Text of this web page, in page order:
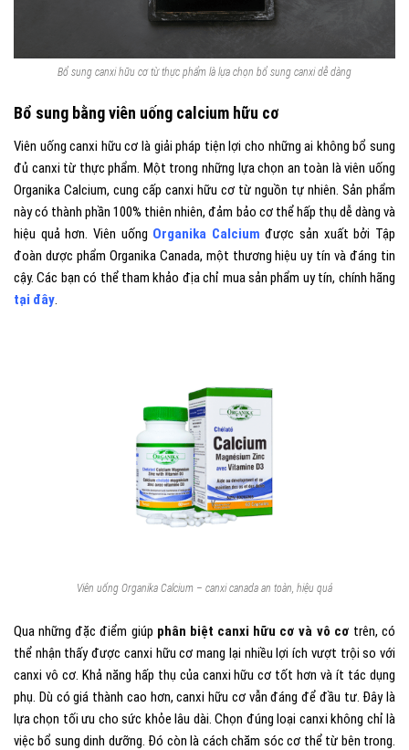
Bổ sung canxi hữu cơ từ thực phẩm là lựa chọn bổ sung canxi dễ dàng
Bổ sung bằng viên uống calcium hữu cơ
Viên uống canxi hữu cơ là giải pháp tiện lợi cho những ai không bổ sung
đủ canxi từ thực phẩm. Một trong những lựa chọn an toàn là viên uống
Organika Calcium, cung cấp canxi hữu cơ từ nguồn tự nhiên. Sản phẩm
này có thành phần 100% thiên nhiên, đảm bảo cơ thể hấp thụ dễ dàng và
hiệu quả hơn. Viên uống Organika Calcium được sản xuất bởi Tập
đoàn dược phẩm Organika Canada, một thương hiệu uy tín và đáng tin
cậy. Các bạn có thể tham khảo địa chỉ mua sản phẩm uy tín, chính hãng
tại đây.
Viên uống Organika Calcium – canxi canada an toàn, hiệu quả
Qua những đặc điểm giúp phân biệt canxi hữu cơ và vô cơ trên, có
thể nhận thấy được canxi hữu cơ mang lại nhiều lợi ích vượt trội so với
canxi vô cơ. Khả năng hấp thụ của canxi hữu cơ tốt hơn và ít tác dụng
phụ. Dù có giá thành cao hơn, canxi hữu cơ vẫn đáng để đầu tư. Đây là
lựa chọn tối ưu cho sức khỏe lâu dài. Chọn đúng loại canxi không chỉ là
việc bổ sung dinh dưỡng. Đó còn là cách chăm sóc cơ thể từ bên trong.